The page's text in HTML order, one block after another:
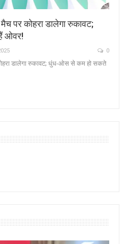
पर कोहरा डालेगा रुकावट;
ओवर!
0
डालेगा रुकावट; धुंध-ओस से कम हो सकते